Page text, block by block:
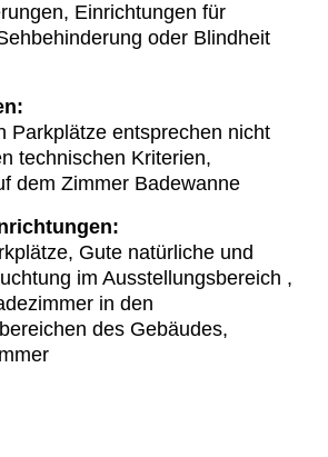
Einrichtungen für
oder Blindheit
Parkplätze entsprechen nicht
technischen Kriterien,
dem Zimmer Badewanne
Gute natürliche und
im Ausstellungsbereich ,
in den
des Gebäudes,